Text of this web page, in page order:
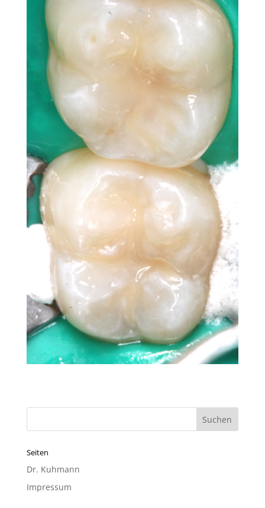
Seiten
Dr. Kuhmann
Impressum